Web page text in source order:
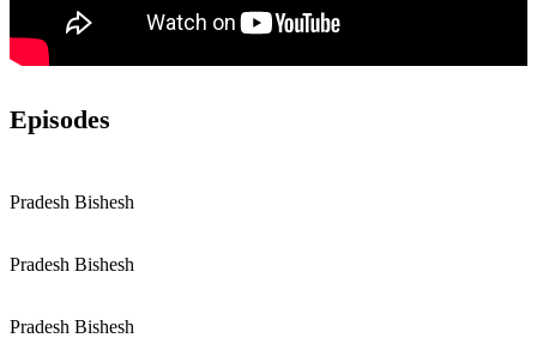
Episodes
Pradesh Bishesh
Pradesh Bishesh
Pradesh Bishesh